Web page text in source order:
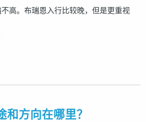
高。布瑞恩入行比较晚，但是更重视
和方向在哪里？